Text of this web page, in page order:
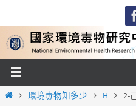
content
Home環境毒物知多少 H 2-